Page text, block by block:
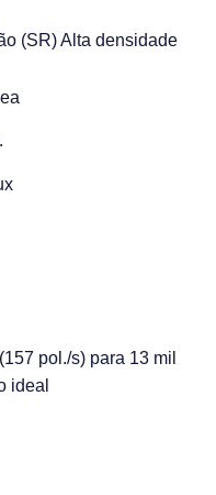
(SR) Alta densidade
pol./s) para 13 mil
ideal